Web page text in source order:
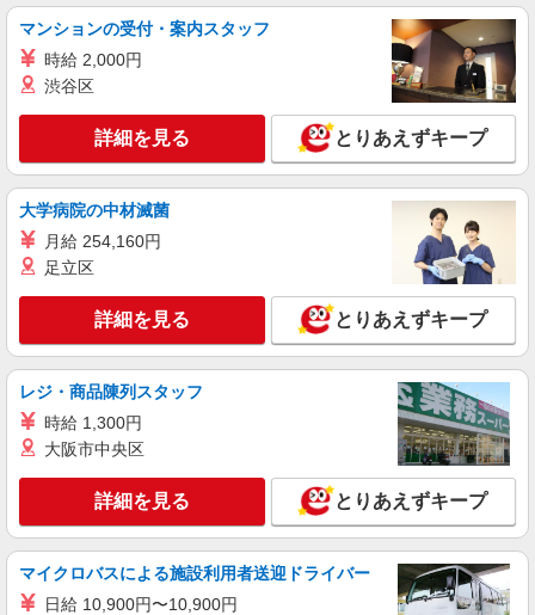
与あり ※当社規定あり ※アルバイト除く
★上記時給はスタート時の時給です。
キープ 詳細を見る
マンションの受付・案内スタッフ
時給 2,000円
渋谷区
詳細を見る とりあえずキープ
大学病院の中材滅菌
月給 254,160円
足立区
詳細を見る とりあえずキープ
レジ・商品陳列スタッフ
時給 1,300円
大阪市中央区
詳細を見る とりあえずキープ
マイクロバスによる施設利用者送迎ドライバー
日給 10,900円〜10,900円